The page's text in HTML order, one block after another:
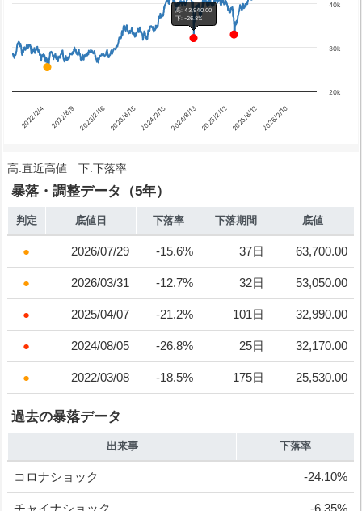
高: 43,940.00
下: -26.8%
2022/2/4 2022/8/9 2023/2/16 2023/8/152024/2/15 2024/8/13 2025/2/12 2025/8/12 2026/2/10
20k
30k
40k
高:直近高値 下:下落率
暴落・調整データ（5年）
判定 底値日 下落率 下落期間 底値
2026/07/29 -15.6% 37日 63,700.00
2026/03/31 -12.7% 32日 53,050.00
2025/04/07 -21.2% 101日 32,990.00
2024/08/05 -26.8% 25日 32,170.00
2022/03/08 -18.5% 175日 25,530.00
過去の暴落データ
出来事 下落率
コロナショック -24.10%
チャイナショック -6.35%